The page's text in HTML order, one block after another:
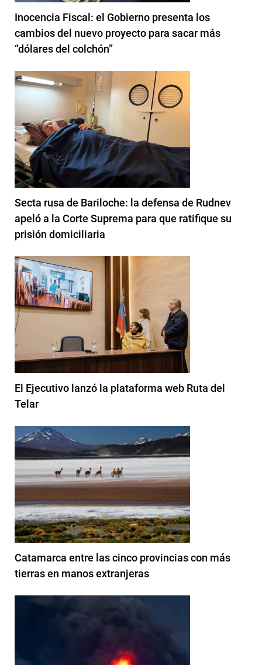
Inocencia Fiscal: el Gobierno presenta los
cambios del nuevo proyecto para sacar más
“dólares del colchón”
Secta rusa de Bariloche: la defensa de Rudnev
apeló a la Corte Suprema para que ratifique su
prisión domiciliaria
El Ejecutivo lanzó la plataforma web Ruta del
Telar
Catamarca entre las cinco provincias con más
tierras en manos extranjeras